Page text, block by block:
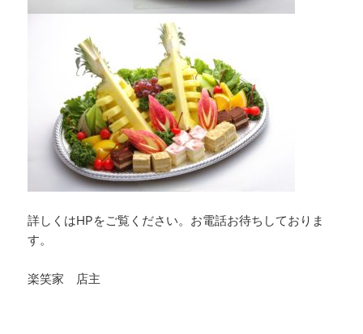
詳しくはHPをご覧ください。お電話お待ちしておりま
す。
楽笑家 店主